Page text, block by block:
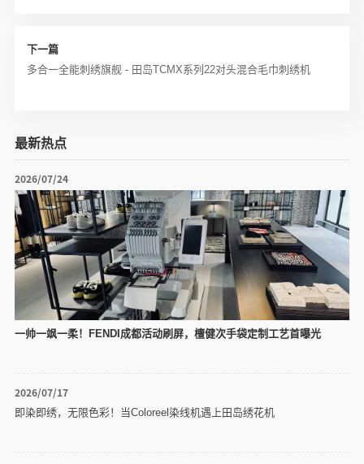
下一篇
多合一全能刺绣旗舰 - 田岛TCMX系列22对头混合毛巾刺绣机
最新热点
2026/07/24
一帅一飒一柔！FENDI成都活动刷屏，檀健次手袋定制工艺首曝光
2026/07/17
即染即绣，无限色彩！当Coloreel染线机遇上田岛绣花机